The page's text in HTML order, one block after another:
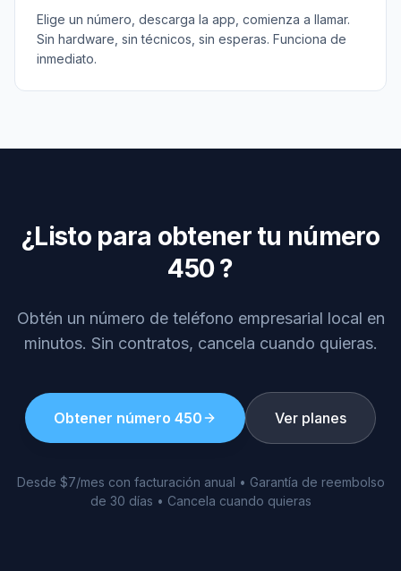
Elige un número, descarga la app, comienza a llamar.
Sin hardware, sin técnicos, sin esperas. Funciona de
inmediato.
¿Listo para obtener tu número
450 ?
Obtén un número de teléfono empresarial local en
minutos. Sin contratos, cancela cuando quieras.
Obtener número 450 Ver planes
Desde $7/mes con facturación anual • Garantía de reembolso
de 30 días • Cancela cuando quieras